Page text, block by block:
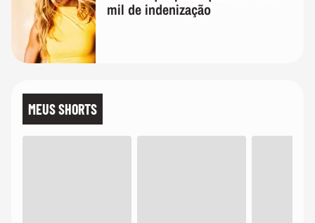
mil de indenização
MEUS SHORTS